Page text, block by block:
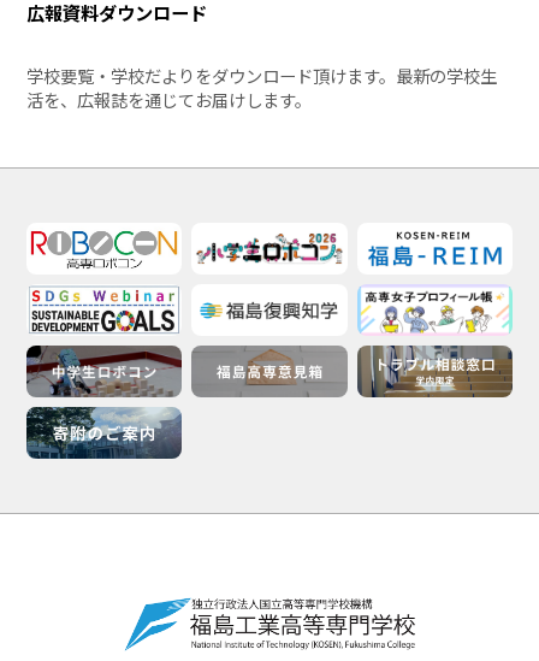
広報資料ダウンロード
学校要覧・学校だよりをダウンロード頂けます。最新の学校生
活を、広報誌を通じてお届けします。